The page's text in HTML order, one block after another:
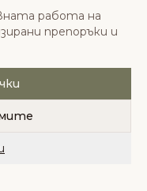
права
Общи условия
работа на
препоръки и